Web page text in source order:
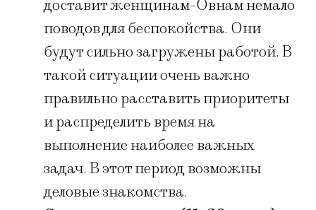
доставит женщинам-Овнам немало
поводов для беспокойства. Они
будут сильно загружены работой. В
такой ситуации очень важно
правильно расставить приоритеты
и распределить время на
выполнение наиболее важных
задач. В этот период возможны
деловые знакомства.